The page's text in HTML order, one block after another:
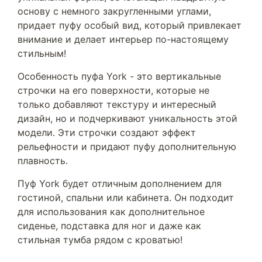
основу с немного закругленными углами,
придает пуфу особый вид, который привлекает
внимание и делает интерьер по-настоящему
стильным!
Особенность пуфа York - это вертикальные
строчки на его поверхности, которые не
только добавляют текстуру и интересный
дизайн, но и подчеркивают уникальность этой
модели. Эти строчки создают эффект
рельефности и придают пуфу дополнительную
плавность.
Пуф York будет отличным дополнением для
гостиной, спальни или кабинета. Он подходит
для использования как дополнительное
сиденье, подставка для ног и даже как
стильная тумба рядом с кроватью!